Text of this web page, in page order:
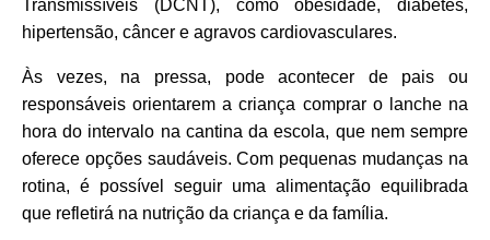
Transmissíveis (DCNT), como obesidade, diabetes,
hipertensão, câncer e agravos cardiovasculares.
Às vezes, na pressa, pode acontecer de pais ou
responsáveis orientarem a criança comprar o lanche na
hora do intervalo na cantina da escola, que nem sempre
oferece opções saudáveis. Com pequenas mudanças na
rotina, é possível seguir uma alimentação equilibrada
que refletirá na nutrição da criança e da família.